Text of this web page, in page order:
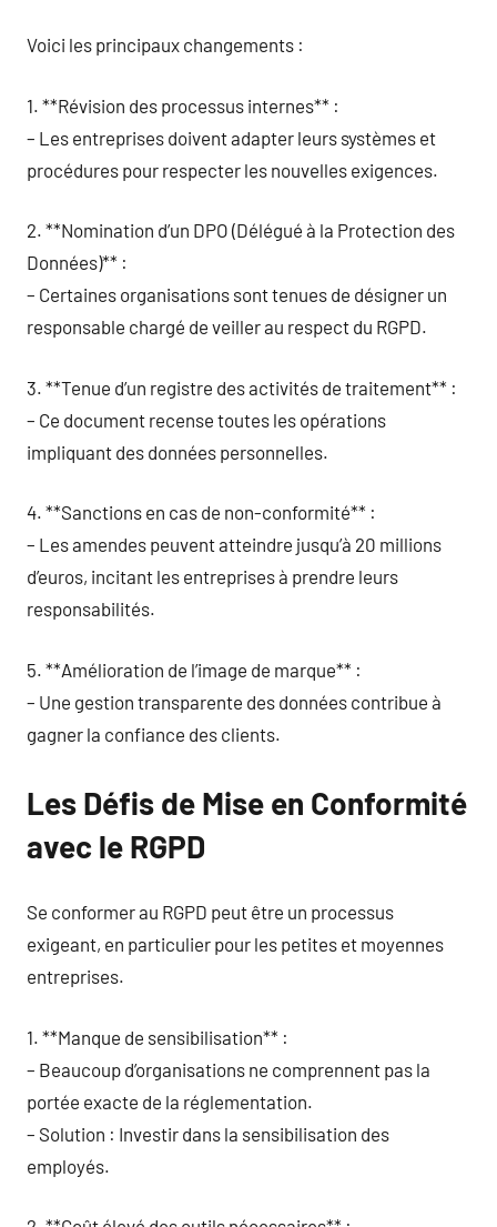
Voici les principaux changements :
1. **Révision des processus internes** :
– Les entreprises doivent adapter leurs systèmes et
procédures pour respecter les nouvelles exigences.
2. **Nomination d’un DPO (Délégué à la Protection des
Données)** :
– Certaines organisations sont tenues de désigner un
responsable chargé de veiller au respect du RGPD.
3. **Tenue d’un registre des activités de traitement** :
– Ce document recense toutes les opérations
impliquant des données personnelles.
4. **Sanctions en cas de non-conformité** :
– Les amendes peuvent atteindre jusqu’à 20 millions
d’euros, incitant les entreprises à prendre leurs
responsabilités.
5. **Amélioration de l’image de marque** :
– Une gestion transparente des données contribue à
gagner la confiance des clients.
Les Défis de Mise en Conformité
avec le RGPD
Se conformer au RGPD peut être un processus
exigeant, en particulier pour les petites et moyennes
entreprises.
1. **Manque de sensibilisation** :
– Beaucoup d’organisations ne comprennent pas la
portée exacte de la réglementation.
– Solution : Investir dans la sensibilisation des
employés.